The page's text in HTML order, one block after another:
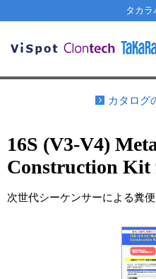
タカラ
機能解析・サイレンシング
PCR・等温増幅
リアルタイムPCR（qPCR）
装置・ソフトウェア
テクニカルサポートライン
その他 ライセンスに関するご
遺伝子組換え生物該当製品
研究支援ツール
Cut-Site Navigator 制限酵素切断サ
In-Fusion Cloning プライマ
抗体検索サイト
リアルタイムPCR（インターカレ
プライマー・プローブ検索
機器ソフトウェア・ベクター
お問
カタログ
16S (V3-V4)
Construction Kit
次世代シーケンサーによる糞